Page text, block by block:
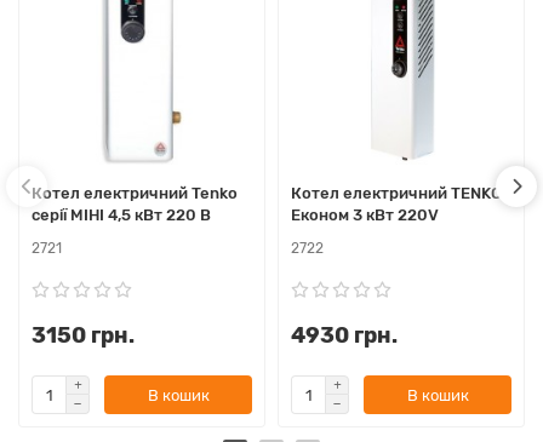
Котел електричний Tenko
серії МІНІ 4,5 кВт 220 В
2721
3150 грн.
В кошик
Котел електричний TENKO
Економ 3 кВт 220V
2722
4930 грн.
В кошик